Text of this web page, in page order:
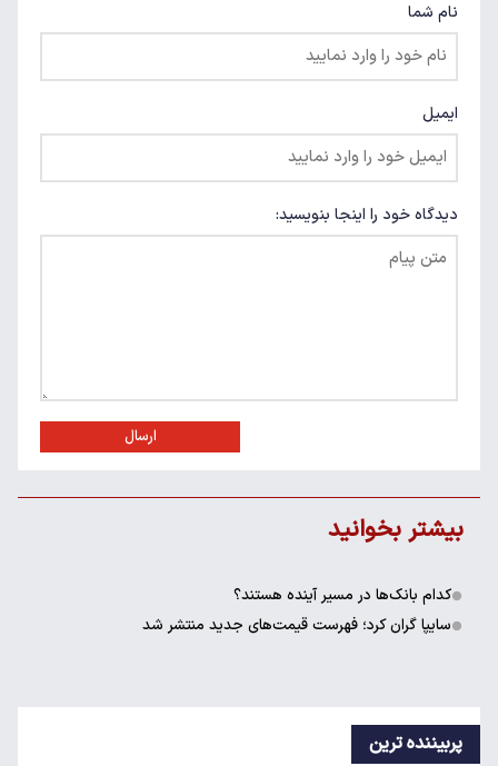
نام شما
ایمیل
دیدگاه خود را اینجا بنویسید:
ارسال
بیشتر بخوانید
کدام بانک‌ها در مسیر آینده هستند؟
سایپا گران کرد؛ فهرست قیمت‌های جدید منتشر شد
پربیننده ترین